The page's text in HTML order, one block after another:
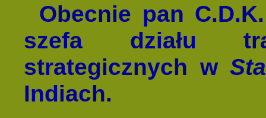
Obecnie pan
szefa działu
strategicznych w
Indiach.